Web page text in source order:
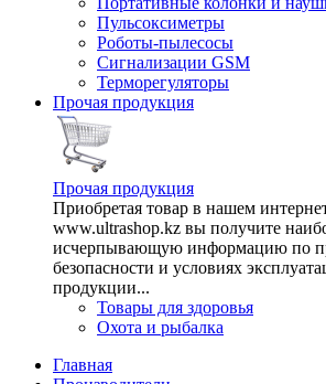
Пульсоксиметры
Роботы-пылесосы
Сигнализации GSM
Терморегуляторы
Прочая продукция
Прочая продукция
Приобретая товар в нашем
www.ultrashop.kz вы получите
исчерпывающую информацию по
безопасности и условиях
продукции...
Товары для здоровья
Охота и рыбалка
Главная